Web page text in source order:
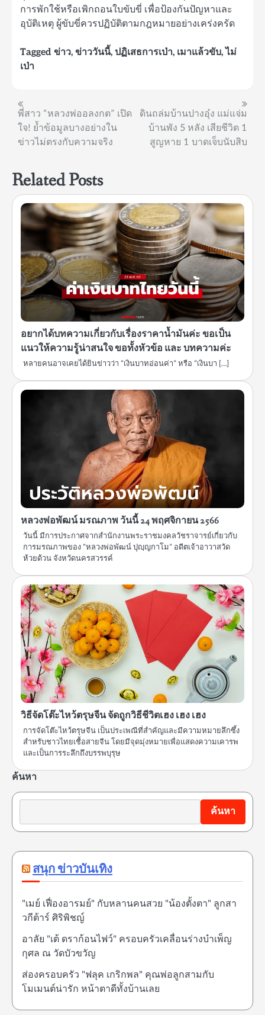
การพักใช้หรือเพิกถอนใบขับขี่ เพื่อป้องกันปัญหาและ
อุบัติเหตุ ผู้ขับขี่ควรปฏิบัติตามกฎหมายอย่างเคร่งครัด
Tagged ข่าว, ข่าววันนี้, ปฏิเสธการเป่า, เมาแล้วขับ,ไม่
เป่า
แนะแนว
เรื่อง
พี่สาว “หลวงพ่ออลงกต” เปิด
ใจ! ย้ำข้อมูลบางอย่างใน
ข่าวไม่ตรงกับความจริง
ดินถล่มบ้านปางอุ๋ง แม่แจ่ม
บ้านพัง 5 หลัง เสียชีวิต 1
สูญหาย 1 บาดเจ็บนับสิบ
Related Posts
อยากได้บทความเกี่ยวกับเรื่องราคาน้ำมันค่ะ ขอเป็น
แนวให้ความรู้น่าสนใจ ขอทั้งหัวข้อ และ บทความค่ะ
หลายคนอาจเคยได้ยินข่าวว่า “เงินบาทอ่อนค่า” หรือ “เงินบา […]
หลวงพ่อพัฒน์ มรณภาพ วันนี้ 24 พฤศจิกายน 2566
วันนี้ มีการประกาศจากสำนักงานพระราชมงคลวัชราจารย์เกี่ยวกับ
การมรณภาพของ “หลวงพ่อพัฒน์ ปุญฺญกาโม” อดีตเจ้าอาวาสวัด
ห้วยด้วน จังหวัดนครสวรรค์
วิธีจัดโต๊ะไหว้ตรุษจีน จัดถูกวิธีชีวิตเฮง เฮง เฮง
การจัดโต๊ะไหว้ตรุษจีน เป็นประเพณีที่สำคัญและมีความหมายลึกซึ้ง
สำหรับชาวไทยเชื้อสายจีน โดยมีจุดมุ่งหมายเพื่อแสดงความเคารพ
และเป็นการระลึกถึงบรรพบุรุษ
ค้นหา
ค้นหา
สนุก ข่าวบันเทิง
"เมย์ เฟื่องอารมย์" กับหลานคนสวย "น้องตั้งตา" ลูกสา
วกีต้าร์ ศิริพิชญ์
อาลัย "เต้ ดราก้อนไฟว์" ครอบครัวเคลื่อนร่างบำเพ็ญ
กุศล ณ วัดบัวขวัญ
ส่องครอบครัว "ฟลุค เกริกพล" คุณพ่อลูกสามกับ
โมเมนต์น่ารัก หน้าตาดีทั้งบ้านเลย